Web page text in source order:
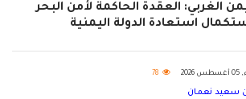
الغربي: العقدة الحاكمة لأمن البحر
استعادة الدولة اليمنية
78
سعيد نعمان